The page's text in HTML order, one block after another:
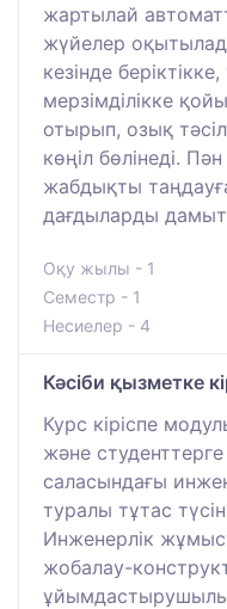
жартылай
жүйелер
кезінде
мерзімділікке
отырып, озық
көңіл бөлінеді.
жабдықты
дағдыларды
Оқу жылы - 1
Семестр - 1
Несиелер - 4
Кәсіби қызметке
Курс кіріспе
және
саласындағы
туралы тұтас
Инженерлік
жобалау-